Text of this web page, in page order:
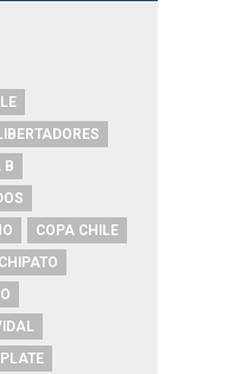
B
COPA CHILE